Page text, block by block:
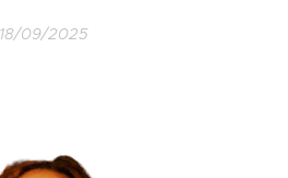
18/09/2025